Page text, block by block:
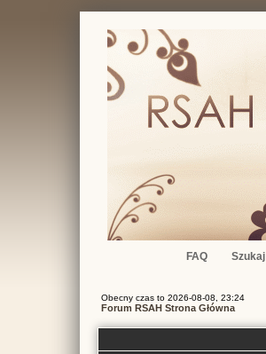
FAQ Szukaj
Obecny czas to 2026-08-08, 23:24
Forum RSAH Strona Główna